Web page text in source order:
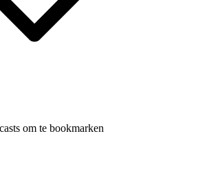
om te bookmarken